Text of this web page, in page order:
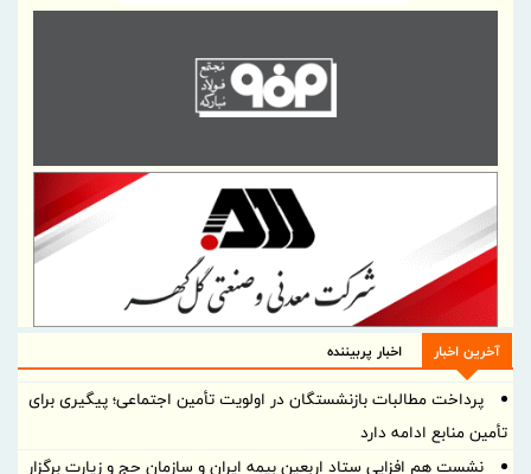
آخرین اخبار اخبار پربیننده
پرداخت مطالبات بازنشستگان در اولویت تأمین اجتماعی؛ پیگیری برای
تأمین منابع ادامه دارد
نشست هم افزایی ستاد اربعین بیمه ایران و سازمان حج و زیارت برگزار